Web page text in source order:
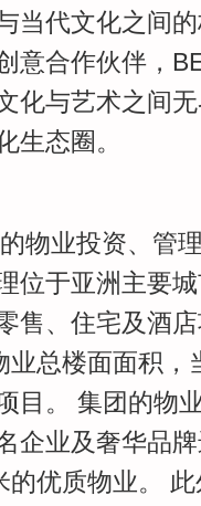
当代文化之间
意合作伙伴，
化与艺术之间
生态圈。
物业投资、管
位于亚洲主要
售、住宅及酒
总楼面面积，
目。 集团的物
企业及奢华品
优质物业。